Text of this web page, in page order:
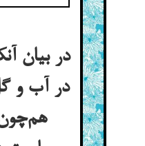
در بیان
در آب و